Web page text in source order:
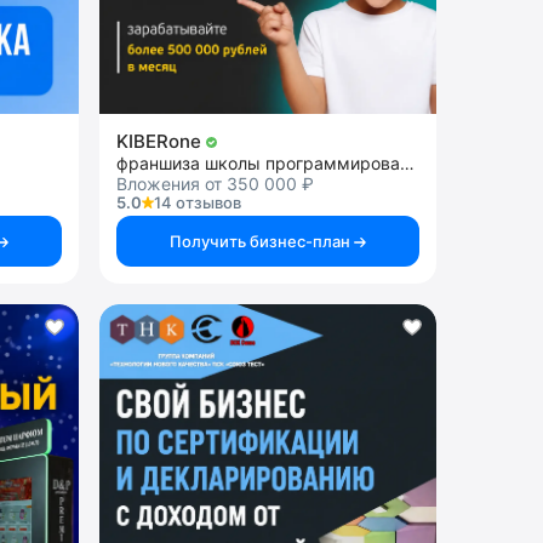
KIBERone
франшиза школы программирования для детей
Вложения от 350 000 ₽
5.0
14 отзывов
Получить бизнес-план